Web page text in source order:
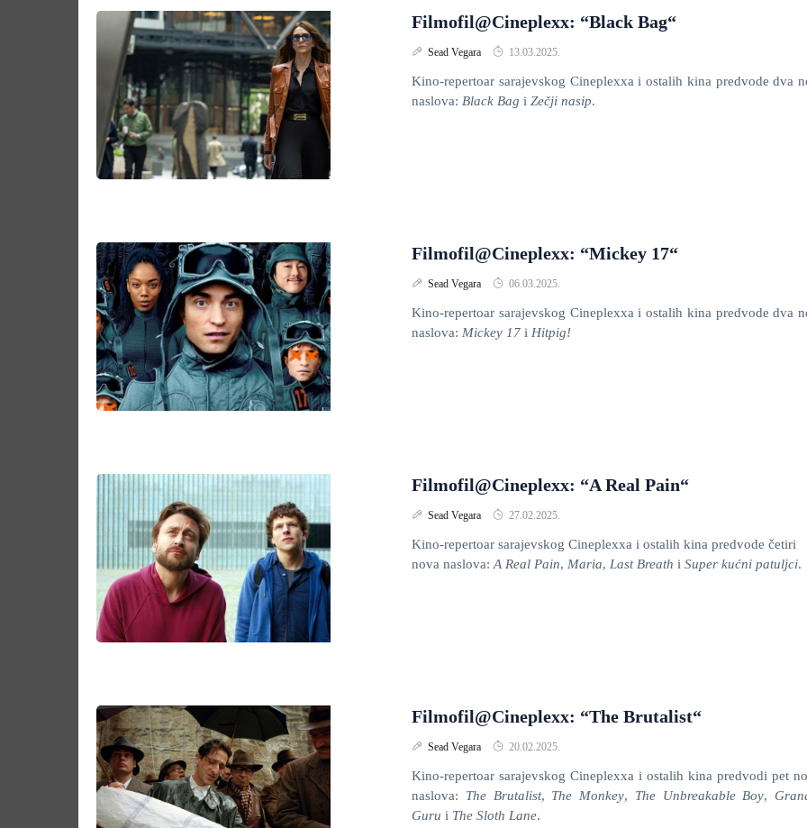
Filmofil@Cineplexx: “Black Bag“
Sead Vegara 13.03.2025.
Kino-repertoar sarajevskog Cineplexxa i ostalih kina predvode dva
naslova: Black Bag i Zečji nasip.
Filmofil@Cineplexx: “Mickey 17“
Sead Vegara 06.03.2025.
Kino-repertoar sarajevskog Cineplexxa i ostalih kina predvode dva
naslova: Mickey 17 i Hitpig!
Filmofil@Cineplexx: “A Real Pain“
Sead Vegara 27.02.2025.
Kino-repertoar sarajevskog Cineplexxa i ostalih kina predvode četiri
nova naslova: A Real Pain, Maria, Last Breath i Super kućni patuljci.
Filmofil@Cineplexx: “The Brutalist“
Sead Vegara 20.02.2025.
Kino-repertoar sarajevskog Cineplexxa i ostalih kina predvodi pet
naslova: The Brutalist, The Monkey, The Unbreakable Boy,
Guru i The Sloth Lane.